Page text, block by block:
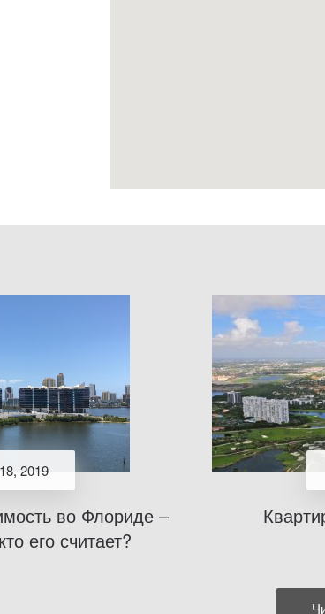
2019
во Флориде –
его считает?